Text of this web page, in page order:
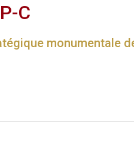
C
monumentale